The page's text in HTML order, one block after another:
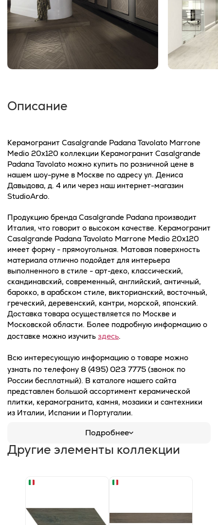
Описание
Керамогранит Casalgrande Padana Tavolato Marrone
Medio 20x120 коллекции Керамогранит Casalgrande
Padana Tavolato можно купить по розничной цене в
нашем шоу-руме в Москве по адресу ул. Дениса
Давыдова, д. 4 или через наш интернет-магазин
StudioArdo.
Продукцию бренда Casalgrande Padana производит
Италия, что говорит о высоком качестве. Керамогранит
Casalgrande Padana Tavolato Marrone Medio 20x120
имеет форму - прямоугольная. Матовая поверхность
материала отлично подойдет для интерьера
выполненного в стиле - арт-деко, классический,
скандинавский, современный, английский, античный,
барокко, в арабском стиле, викторианский, восточный,
греческий, деревенский, кантри, морской, японский.
Доставка товара осуществляется по Москве и
Московской области. Более подробную информацию о
доставке можно изучить здесь.
Всю интересующую информацию о товаре можно
узнать по телефону 8 (495) 023 7775 (звонок по
России бесплатный). В каталоге нашего сайта
представлен большой ассортимент керамической
плитки, керамогранита, камня, мозаики и сантехники
из Италии, Испании и Португалии.
Подробнее
Другие элементы коллекции